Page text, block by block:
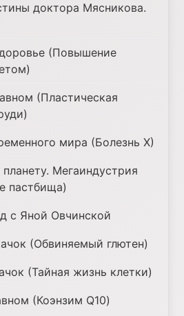
доктора Мясникова.
(Повышение
(Пластическая
мира (Болезнь Х)
Мегаиндустрия
пастбища)
с Яной Овчинской
(Обвиняемый глютен)
(Тайная жизнь клетки)
(Коэнзим Q10)